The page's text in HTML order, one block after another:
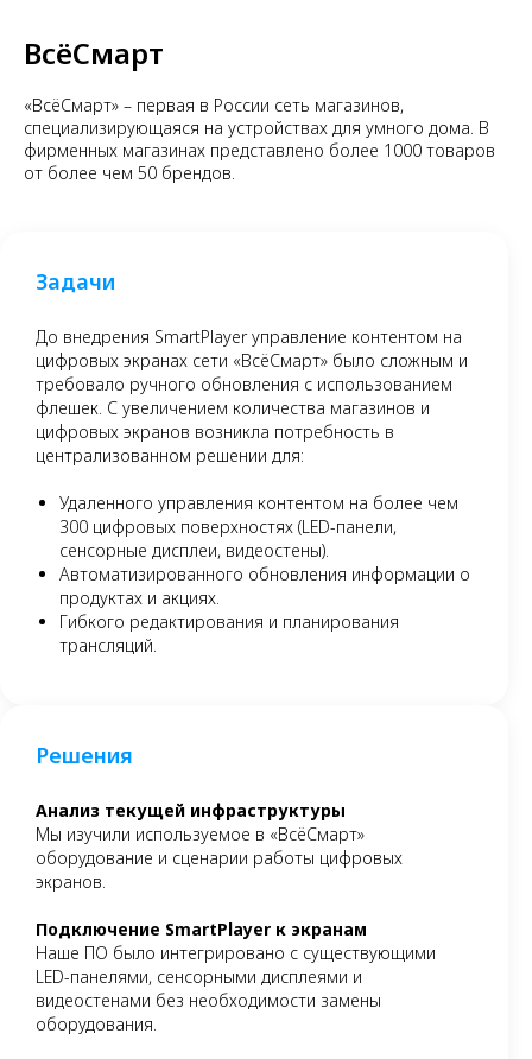
ВсёСмарт
«ВсёСмарт» – первая в России сеть магазинов,
специализирующаяся на устройствах для умного дома. В
фирменных магазинах представлено более 1000 товаров
от более чем 50 брендов.
Задачи
До внедрения SmartPlayer управление контентом на
цифровых экранах сети «ВсёСмарт» было сложным и
требовало ручного обновления с использованием
флешек. С увеличением количества магазинов и
цифровых экранов возникла потребность в
централизованном решении для:
Удаленного управления контентом на более чем
300 цифровых поверхностях (LED-панели,
сенсорные дисплеи, видеостены).
Автоматизированного обновления информации о
продуктах и акциях.
Гибкого редактирования и планирования
трансляций.
Решения
Анализ текущей инфраструктуры
Мы изучили используемое в «ВсёСмарт»
оборудование и сценарии работы цифровых
экранов.
Подключение SmartPlayer к экранам
Наше ПО было интегрировано с существующими
LED-панелями, сенсорными дисплеями и
видеостенами без необходимости замены
оборудования.